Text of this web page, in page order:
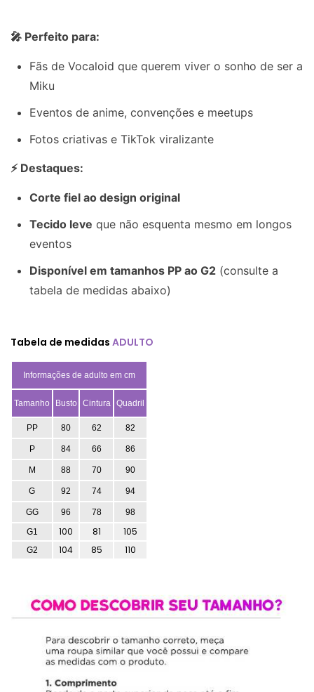
🎤 Perfeito para:
Fãs de Vocaloid que querem viver o sonho de ser a
Miku
Eventos de anime, convenções e meetups
Fotos criativas e TikTok viralizante
⚡ Destaques:
Corte fiel ao design original
Tecido leve que não esquenta mesmo em longos
eventos
Disponível em tamanhos PP ao G2 (consulte a
tabela de medidas abaixo)
Tabela de medidas ADULTO
Informações de adulto em cm
Tamanho Busto Cintura Quadril
PP 80 62 82
P 84 66 86
M 88 70 90
G 92 74 94
GG 96 78
98
G1
100 81 105
G2 104 85 110